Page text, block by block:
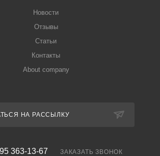
Новости
Отзывы
Статьи
Контакты
About company
НА РАССЫЛКУ
363-13-67 ЗАКАЗАТЬ ЗВОНОК